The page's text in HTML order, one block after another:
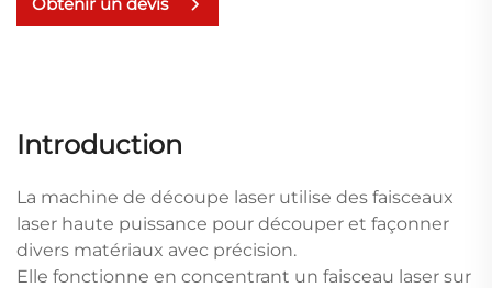
Obtenir un devis
Introduction
La machine de découpe laser utilise des faisceaux
laser haute puissance pour découper et façonner
divers matériaux avec précision.
Elle fonctionne en concentrant un faisceau laser sur